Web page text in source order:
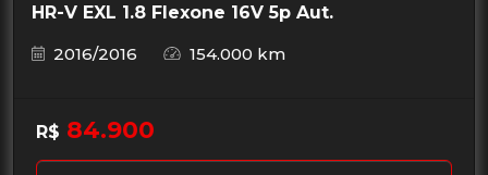
HR-V EXL 1.8 Flexone 16V 5p Aut.
2016/2016
154.000 km
R$ 84.900